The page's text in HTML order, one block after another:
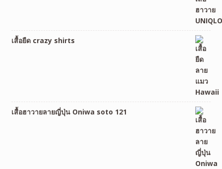
เสื้อยืด crazy shirts
เสื้อฮาวายลายญี่ปุ่น Oniwa soto 121